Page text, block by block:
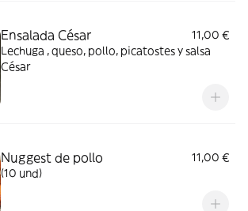
Ensalada César
11,00 €
Lechuga , queso, pollo, picatostes y salsa
César
Nuggest de pollo
11,00 €
(10 und)